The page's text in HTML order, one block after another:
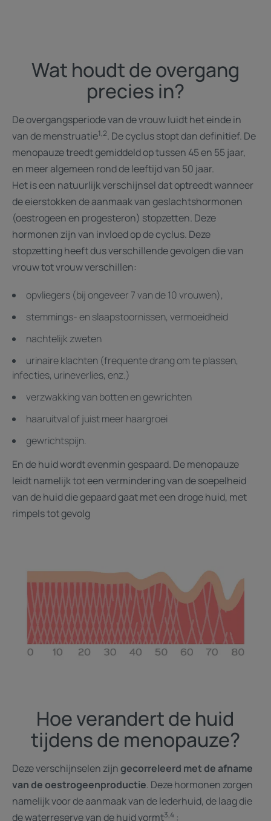
Wat houdt de overgang
precies in?
De overgangsperiode van de vrouw luidt het einde in
van de menstruatie1,2. De cyclus stopt dan definitief. De
menopauze treedt gemiddeld op tussen 45 en 55 jaar,
en meer algemeen rond de leeftijd van 50 jaar.
Het is een natuurlijk verschijnsel dat optreedt wanneer
de eierstokken de aanmaak van geslachtshormonen
(oestrogeen en progesteron) stopzetten. Deze
hormonen zijn van invloed op de cyclus. Deze
stopzetting heeft dus verschillende gevolgen die van
vrouw tot vrouw verschillen:
opvliegers (bij ongeveer 7 van de 10 vrouwen),
stemmings- en slaapstoornissen, vermoeidheid
nachtelijk zweten
urinaire klachten (frequente drang om te plassen,
infecties, urineverlies, enz.)
verzwakking van botten en gewrichten
haaruitval of juist meer haargroei
gewrichtspijn.
En de huid wordt evenmin gespaard. De menopauze
leidt namelijk tot een vermindering van de soepelheid
van de huid die gepaard gaat met een droge huid, met
rimpels tot gevolg
Hoe verandert de huid
tijdens de menopauze?
Deze verschijnselen zijngecorreleerd met de afname
van de oestrogeenproductie. Deze hormonen zorgen
namelijk voor de aanmaak van de lederhuid, de laag die
de waterreserve van de huid vormt3,4 :